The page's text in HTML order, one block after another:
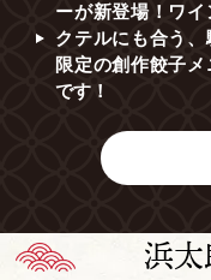
ーが新登場！ワイ
クテルにも合う、
限定の創作餃子メ
です！
浜